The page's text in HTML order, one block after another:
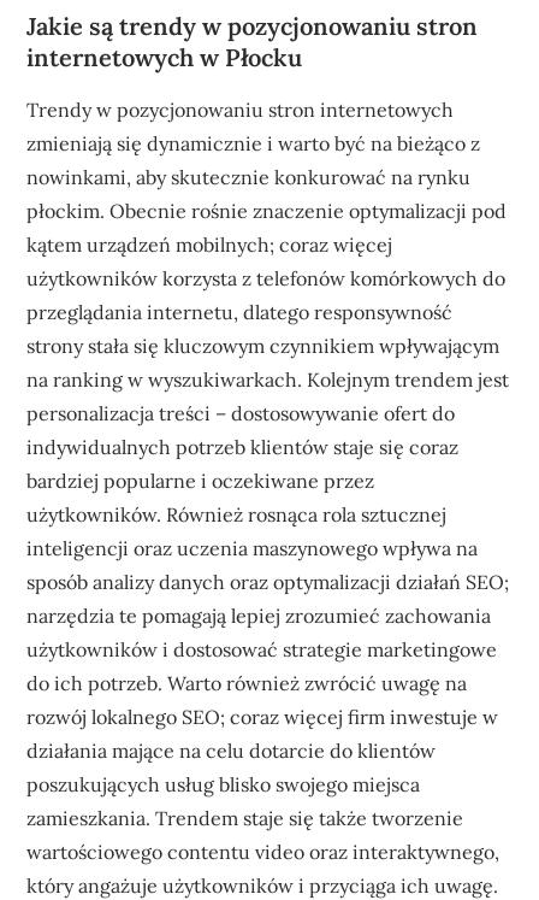
Jakie są trendy w pozycjonowaniu stron
internetowych w Płocku
Trendy w pozycjonowaniu stron internetowych
zmieniają się dynamicznie i warto być na bieżąco z
nowinkami, aby skutecznie konkurować na rynku
płockim. Obecnie rośnie znaczenie optymalizacji pod
kątem urządzeń mobilnych; coraz więcej
użytkowników korzysta z telefonów komórkowych do
przeglądania internetu, dlatego responsywność
strony stała się kluczowym czynnikiem wpływającym
na ranking w wyszukiwarkach. Kolejnym trendem jest
personalizacja treści – dostosowywanie ofert do
indywidualnych potrzeb klientów staje się coraz
bardziej popularne i oczekiwane przez
użytkowników. Również rosnąca rola sztucznej
inteligencji oraz uczenia maszynowego wpływa na
sposób analizy danych oraz optymalizacji działań SEO;
narzędzia te pomagają lepiej zrozumieć zachowania
użytkowników i dostosować strategie marketingowe
do ich potrzeb. Warto również zwrócić uwagę na
rozwój lokalnego SEO; coraz więcej firm inwestuje w
działania mające na celu dotarcie do klientów
poszukujących usług blisko swojego miejsca
zamieszkania. Trendem staje się także tworzenie
wartościowego contentu video oraz interaktywnego,
który angażuje użytkowników i przyciąga ich uwagę.